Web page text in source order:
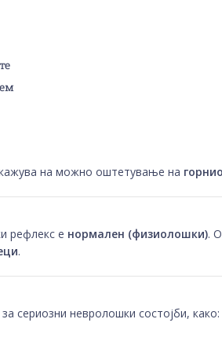
на можно оштетување на
рефлекс е нормален (физиолошки).
.
сериозни невролошки состојби, како: